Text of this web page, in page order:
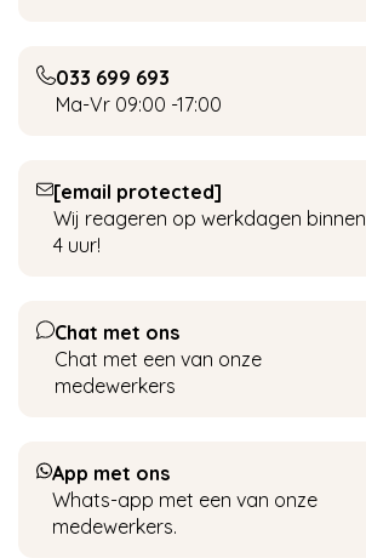
033 699 693
Ma-Vr 09:00 -17:00
[email protected]
Wij reageren op werkdagen binnen
4 uur!
Chat met ons
Chat met een van onze
medewerkers
App met ons
Whats-app met een van onze
medewerkers.